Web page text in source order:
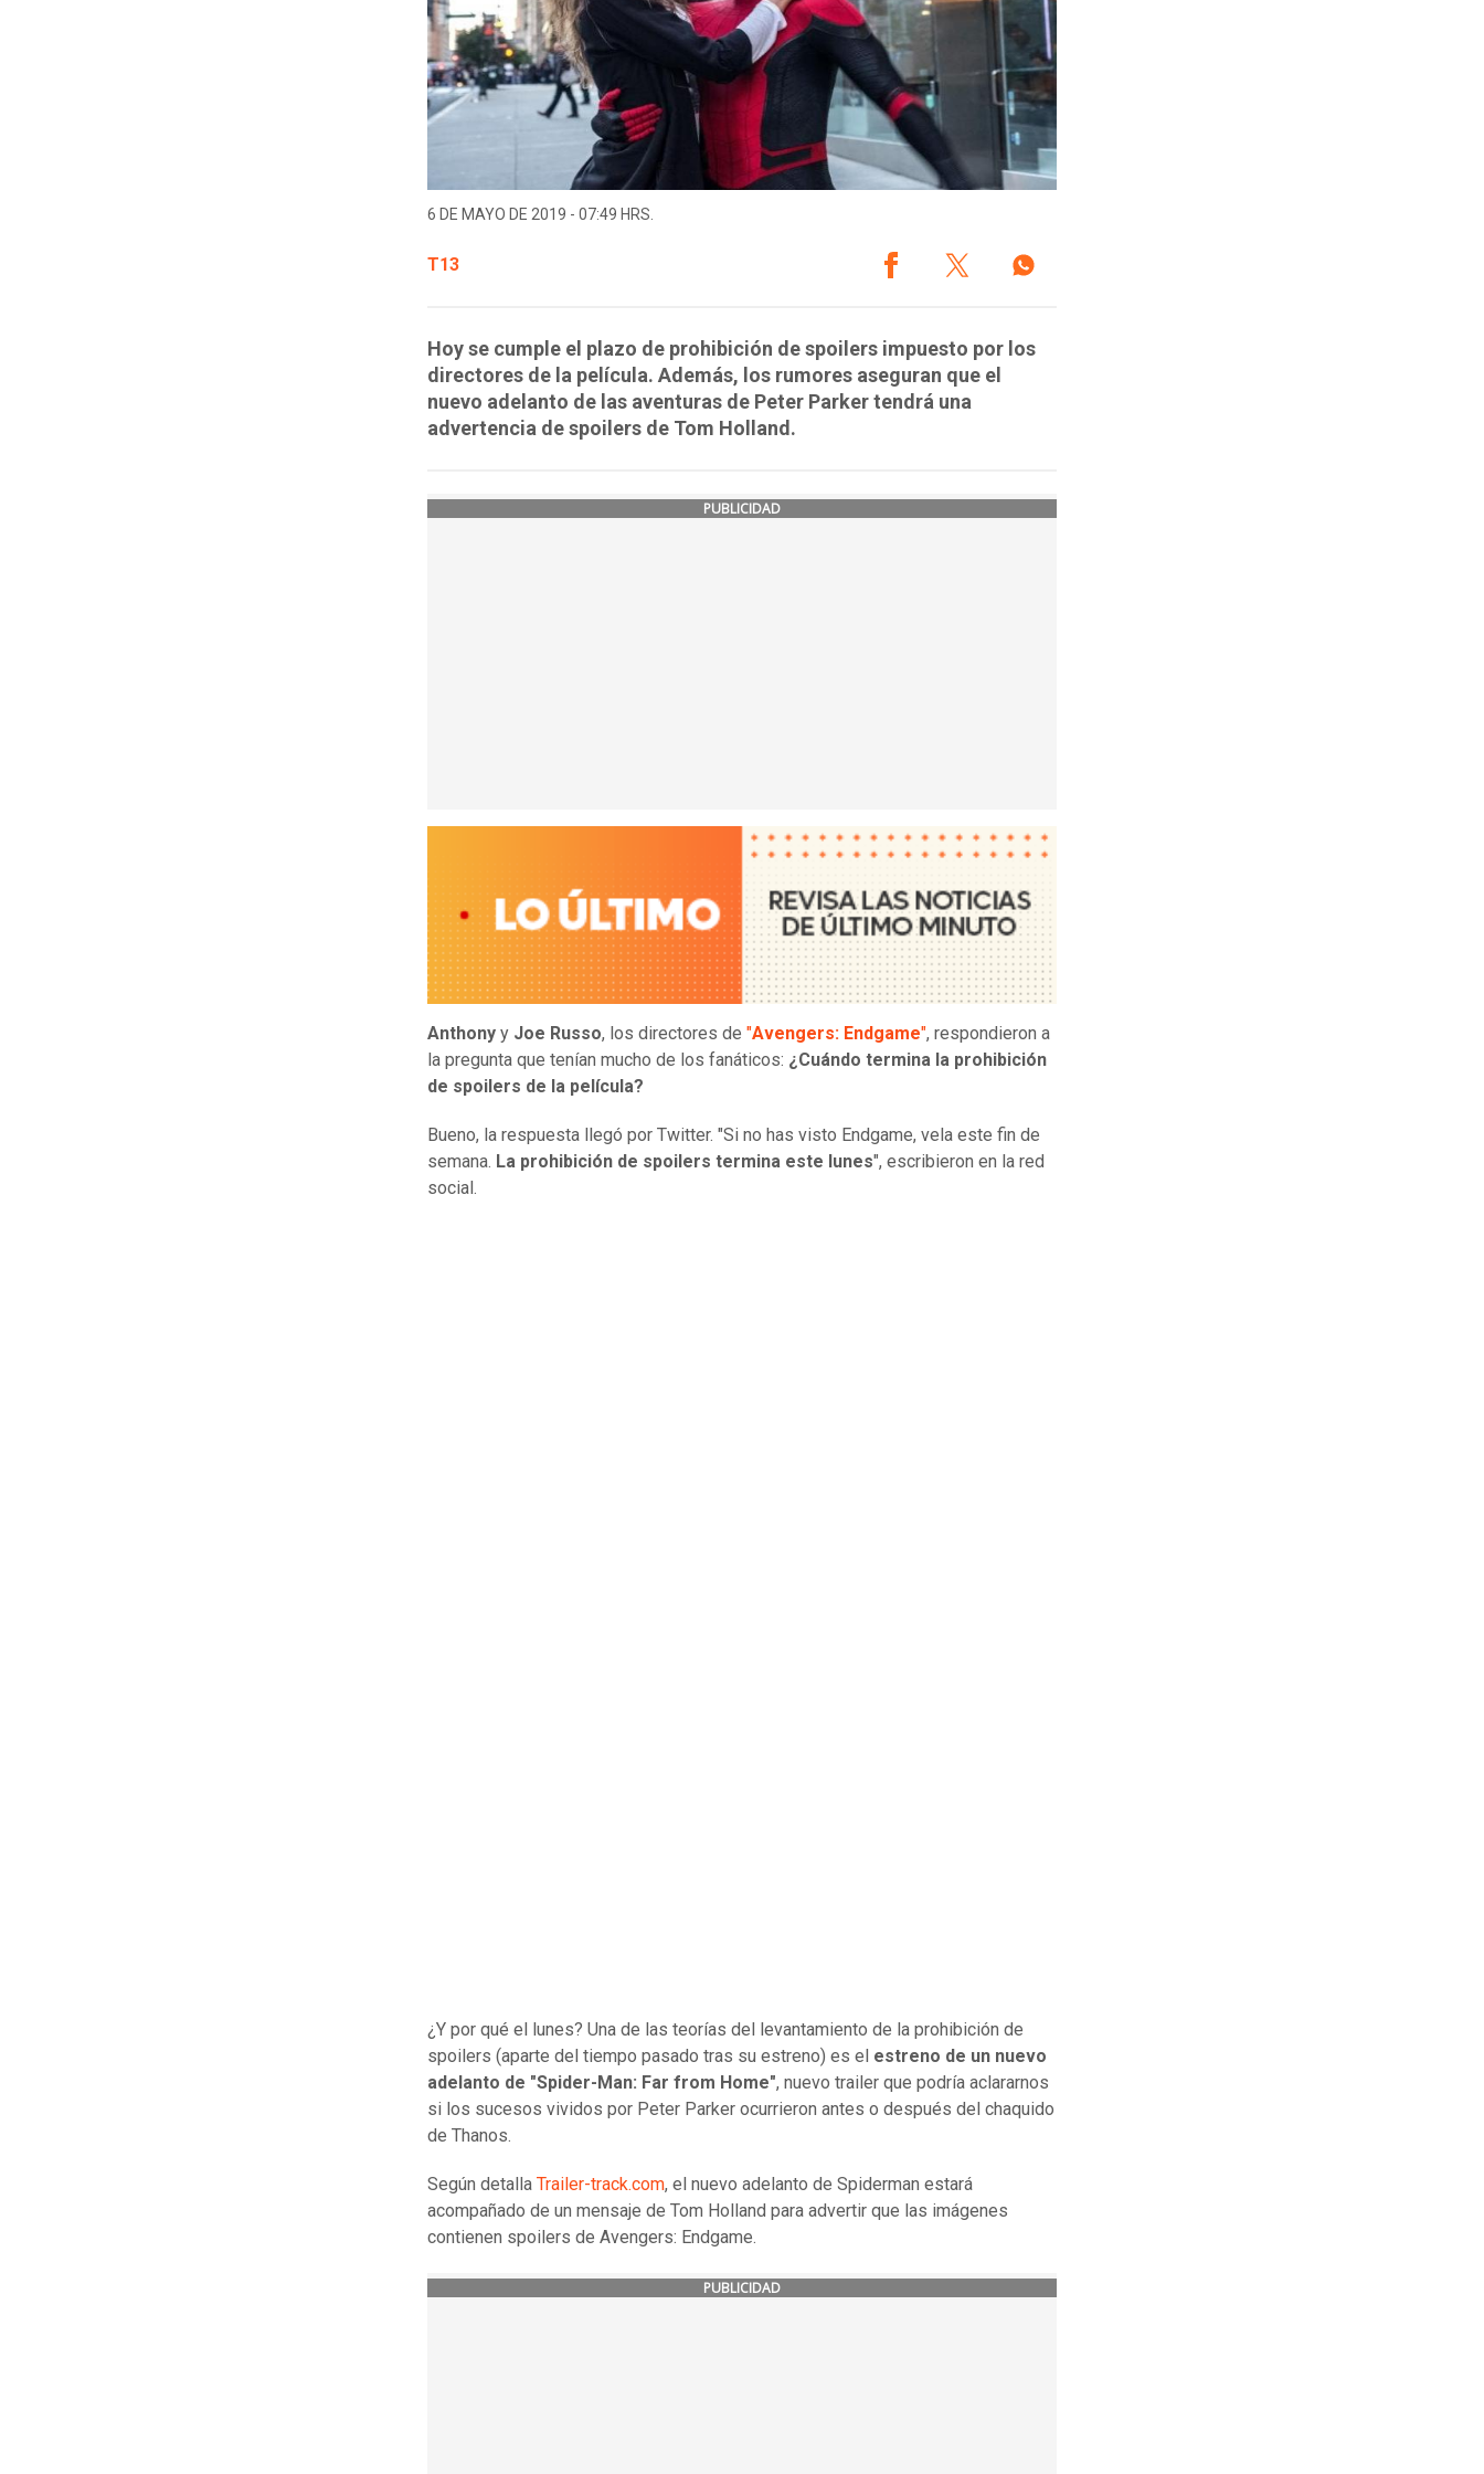
6 DE MAYO DE 2019 - 07:49 HRS.
T13
Hoy se cumple el plazo de prohibición de spoilers impuesto por los
directores de la película. Además, los rumores aseguran que el
nuevo adelanto de las aventuras de Peter Parker tendrá una
advertencia de spoilers de Tom Holland.
PUBLICIDAD
Anthony y Joe Russo, los directores de "Avengers: Endgame", respondieron a
la pregunta que tenían mucho de los fanáticos: ¿Cuándo termina la prohibición
de spoilers de la película?
Bueno, la respuesta llegó por Twitter. "Si no has visto Endgame, vela este fin de
semana. La prohibición de spoilers termina este lunes", escribieron en la red
social.
¿Y por qué el lunes? Una de las teorías del levantamiento de la prohibición de
spoilers (aparte del tiempo pasado tras su estreno) es el estreno de un nuevo
adelanto de "Spider-Man: Far from Home", nuevo trailer que podría aclararnos
si los sucesos vividos por Peter Parker ocurrieron antes o después del chaquido
de Thanos.
Según detalla Trailer-track.com, el nuevo adelanto de Spiderman estará
acompañado de un mensaje de Tom Holland para advertir que las imágenes
contienen spoilers de Avengers: Endgame.
PUBLICIDAD